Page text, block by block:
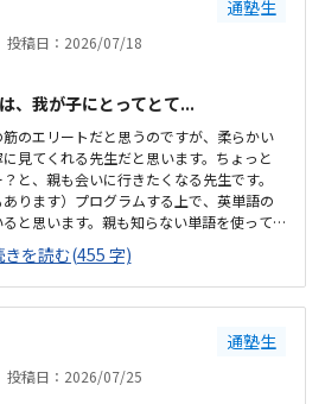
通塾生
投稿日：2026/07/18
、我が子にとってとて...
のエリートだと思うのですが、柔らかい
見てくれる先生だと思います。ちょっと
と、親も会いに行きたくなる先生です。
あります）プログラムする上で、英単語の
と思います。親も知らない単語を使って
からのランドマーク的な建物の中にあ
角の周りの美しい景色が見えるような、
一レッスンいくらと考えると、非常に高
とんてなくコスパが良いのだと思いま
動的なシステムを導入してくれています
身にかつ、シンプルな言葉で寄り添って
し易い先生です。自転車で来た...
きを読む(455 字)
通塾生
投稿日：2026/07/25